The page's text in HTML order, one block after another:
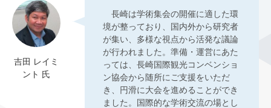
吉田 レイミ
ント 氏
長崎は学術集会の開催に適した環
境が整っており、国内外から研究者
が集い、多様な視点から活発な議論
が行われました。準備・運営にあた
っては、長崎国際観光コンベンショ
ン協会から随所にご支援をいただ
き、円滑に大会を進めることができ
ました。国際的な学術交流の場とし